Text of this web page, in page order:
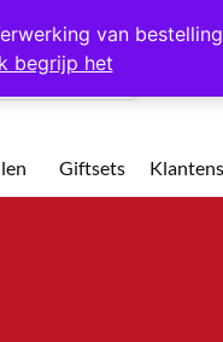
van
begrijp het
te halen in Hansweert
Giftsets